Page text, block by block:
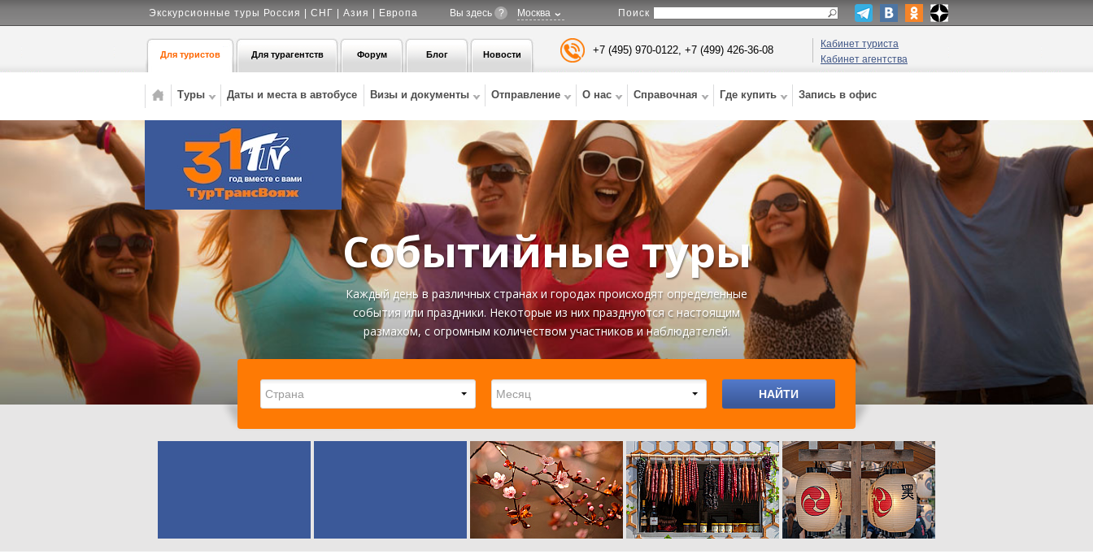
Экскурсионные туры Россия | СНГ | Азия | Европа Вы здесь ? Москва Поиск
Для туристов Для турагентств Форум Блог Новости
Кабинет туриста
Кабинет агентства
+7 (495) 970-0122, +7 (499) 426-36-08
Туры Даты и места в автобусе Визы и документы Отправление О нас Справочная Где купить Запись в офис
Событийные туры
Каждый день в различных странах и городах происходят определенные
события или праздники. Некоторые из них празднуются с настоящим
размахом, с огромным количеством участников и наблюдателей.